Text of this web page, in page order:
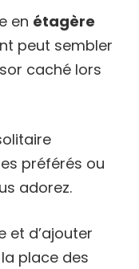
en étagère
peut sembler
caché lors
préférés ou
adorez.
et d’ajouter
place des